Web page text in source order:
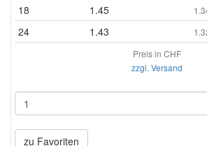
18 1.45
24 1.43
Preis in CHF
zzgl. Versand
zu Favoriten